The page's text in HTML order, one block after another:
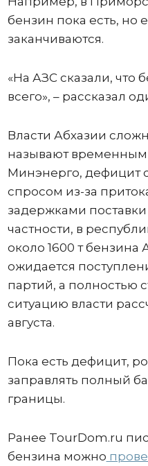
бензин пока есть, но
заканчиваются.
«На АЗС сказали, что
всего», – рассказал
Власти Абхазии
называют
Минэнерго, дефицит
спросом из-за
задержками
частности, в
около 1600 т
ожидается
партий, а полностью
ситуацию власти
августа.
Пока есть дефицит,
заправлять полный
границы.
Ранее TourDom.ru
бензина можно